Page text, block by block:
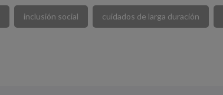
inclusión social cuidados de larga duración